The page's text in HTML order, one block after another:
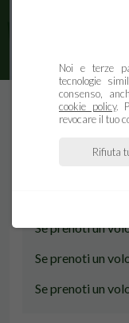
Se prenoti un
Se prenoti un
Se prenoti un
Noi e terze
tecnologie
consenso,
cookie policy.
revocare il tuo
Rifiuta